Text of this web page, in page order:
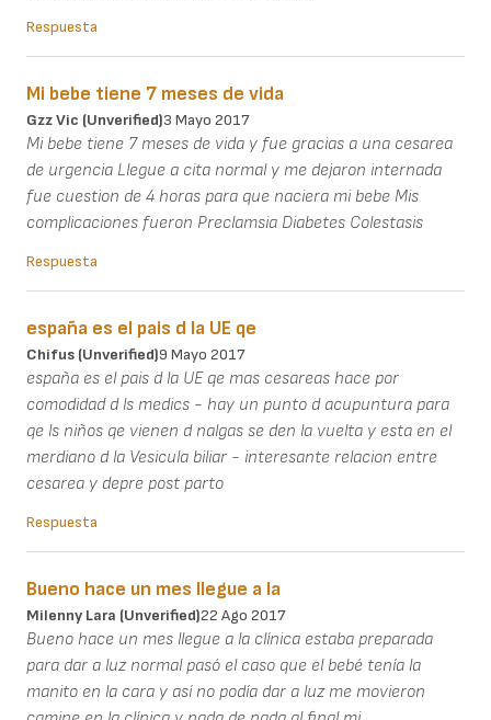
Respuesta
Mi bebe tiene 7 meses de vida
Gzz Vic (unverified)3 Mayo 2017
Mi bebe tiene 7 meses de vida y fue gracias a una cesarea
de urgencia Llegue a cita normal y me dejaron internada
fue cuestion de 4 horas para que naciera mi bebe Mis
complicaciones fueron Preclamsia Diabetes Colestasis
Respuesta
españa es el pais d la UE qe
Chifus (unverified)9 Mayo 2017
españa es el pais d la UE qe mas cesareas hace por
comodidad d ls medics - hay un punto d acupuntura para
qe ls niños qe vienen d nalgas se den la vuelta y esta en el
merdiano d la Vesicula biliar - interesante relacion entre
cesarea y depre post parto
Respuesta
Bueno hace un mes llegue a la
Milenny Lara (unverified)22 Ago 2017
Bueno hace un mes llegue a la clínica estaba preparada
para dar a luz normal pasó el caso que el bebé tenía la
manito en la cara y así no podía dar a luz me movieron